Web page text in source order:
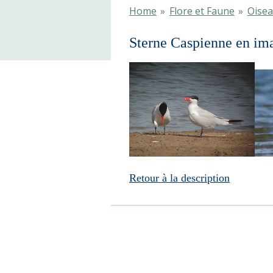
Home » Flore et Faune »
Sterne Caspienne en
Retour à la description